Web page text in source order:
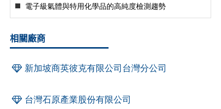
電子級氣體與特用化學品的高純度檢測趨勢
相關廠商
新加坡商英彼克有限公司台灣分公司
台灣石原產業股份有限公司